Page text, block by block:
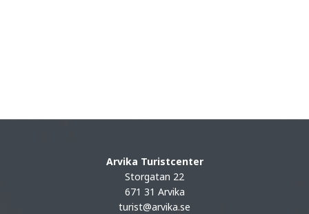
Arvika Turistcenter
Storgatan 22
671 31 Arvika
turist@arvika.se